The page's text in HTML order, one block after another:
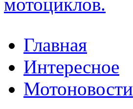
Главная
Интересное
Мотоновости